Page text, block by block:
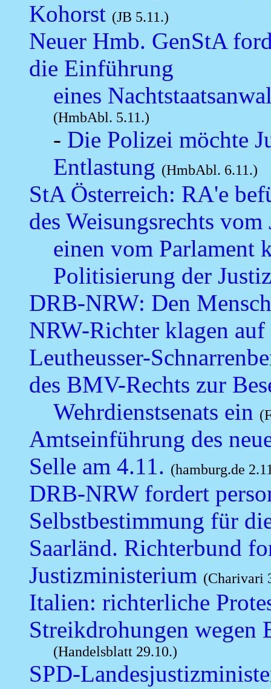
Kohorst (JB 5.11.)
Neuer Hmb. GenStA
die Einführung
eines
(HmbAbl. 5.11.)
- Die Polizei möchte
Entlastung (HmbAbl. 6.11.)
StA Österreich: RA'e
des Weisungsrechts
einen vom Parlament
Politisierung der Justiz
DRB-NRW: Den
NRW-Richter klagen
Leutheusser-
des BMV-Rechts zur
Wehrdienstsenats ein
Amtseinführung des
Selle am 4.11. (hamburg.de
DRB-NRW fordert
Selbstbestimmung für
Saarländ. Richterbund
Justizministerium (Charivari
Italien: richterliche
Streikdrohungen wegen
(Handelsblatt 29.10.)
SPD-